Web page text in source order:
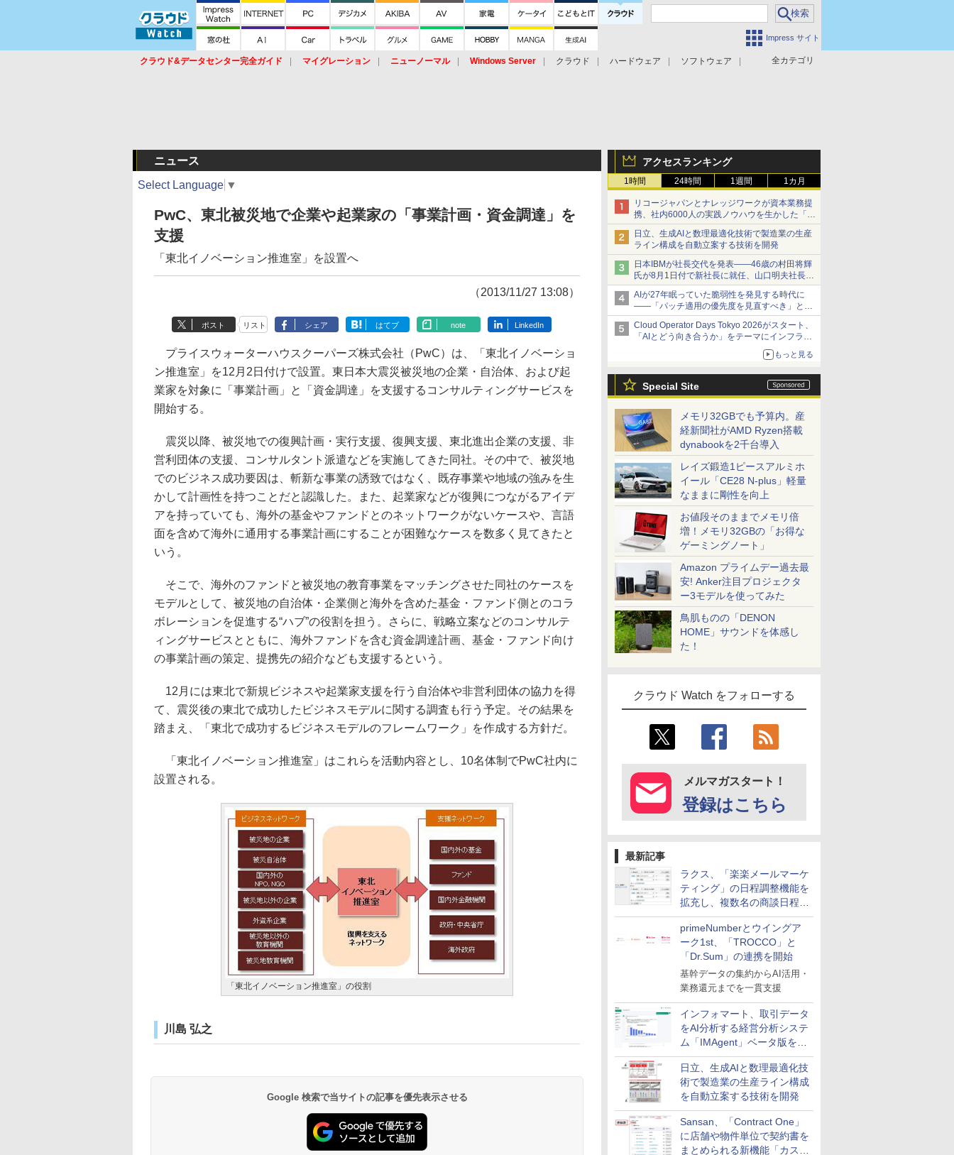
Impress サイト
全カテゴリ
クラウド&データセンター完全ガイド マイグレーション ニューノーマル Windows Server クラウド ハードウェア
ソフトウェア
アクセスランキング
1時間 24時間 1週間 1カ月
リコージャパンとナレッジワークが資本業務提
携、社内6000人の実践ノウハウを生かした「AI
商談記録 for RICOH」を展開へ
日立、生成AIと数理最適化技術で製造業の生産
ライン構成を自動立案する技術を開発
日本IBMが社長交代を発表――46歳の村田将輝
氏が8月1日付で新社長に就任、山口明夫社長は
会長へ
AIが27年眠っていた脆弱性を発見する時代に
――「パッチ適用の優先度を見直すべき」とセ
キュリティ専門家
Cloud Operator Days Tokyo 2026がスタート、
「AIとどう向き合うか」をテーマにインフラ運
もっと見る
Special Site
メモリ32GBでも予算内。産
経新聞社がAMD Ryzen搭載
dynabookを2千台導入
レイズ鍛造1ピースアルミホ
イール「CE28 N-plus」軽量
なままに剛性を向上
お値段そのままでメモリ倍
増！メモリ32GBの「お得な
ゲーミングノート」
Amazon プライムデー過去最
安! Anker注目プロジェクタ
ー3モデルを使ってみた
鳥肌ものの「DENON
HOME」サウンドを体感し
た！
クラウド Watch をフォローする
メルマガスタート！
登録はこちら
最新記事
ラクス、「楽楽メールマーケ
ティング」の日程調整機能を
拡充し、複数名の商談日程調
整を効率化
primeNumberとウイングア
ーク1st、「TROCCO」と
「Dr.Sum」の連携を開始
基幹データの集約からAI活用・
業務還元までを一貫支援
インフォマート、取引データ
をAI分析する経営分析システ
ム「IMAgent」ベータ版を提
供
日立、生成AIと数理最適化技
術で製造業の生産ライン構成
を自動立案する技術を開発
Sansan、「Contract One」
に店舗や物件単位で契約書を
まとめられる新機能「カスタ
ニュース
Select Language ▼
PwC、東北被災地で企業や起業家の「事業計画・資金調達」を
支援
「東北イノベーション推進室」を設置へ
（2013/11/27 13:08）
ポスト リスト シェア はてブ note LinkedIn
プライスウォーターハウスクーパーズ株式会社（PwC）は、「東北イノベーショ
ン推進室」を12月2日付けで設置。東日本大震災被災地の企業・自治体、および起
業家を対象に「事業計画」と「資金調達」を支援するコンサルティングサービスを
開始する。
震災以降、被災地での復興計画・実行支援、復興支援、東北進出企業の支援、非
営利団体の支援、コンサルタント派遣などを実施してきた同社。その中で、被災地
でのビジネス成功要因は、斬新な事業の誘致ではなく、既存事業や地域の強みを生
かして計画性を持つことだと認識した。また、起業家などが復興につながるアイデ
アを持っていても、海外の基金やファンドとのネットワークがないケースや、言語
面を含めて海外に通用する事業計画にすることが困難なケースを数多く見てきたと
いう。
そこで、海外のファンドと被災地の教育事業をマッチングさせた同社のケースを
モデルとして、被災地の自治体・企業側と海外を含めた基金・ファンド側とのコラ
ボレーションを促進する“ハブ”の役割を担う。さらに、戦略立案などのコンサルテ
ィングサービスとともに、海外ファンドを含む資金調達計画、基金・ファンド向け
の事業計画の策定、提携先の紹介なども支援するという。
12月には東北で新規ビジネスや起業家支援を行う自治体や非営利団体の協力を得
て、震災後の東北で成功したビジネスモデルに関する調査も行う予定。その結果を
踏まえ、「東北で成功するビジネスモデルのフレームワーク」を作成する方針だ。
「東北イノベーション推進室」はこれらを活動内容とし、10名体制でPwC社内に
設置される。
「東北イノベーション推進室」の役割
川島 弘之
Google 検索で当サイトの記事を優先表示させる